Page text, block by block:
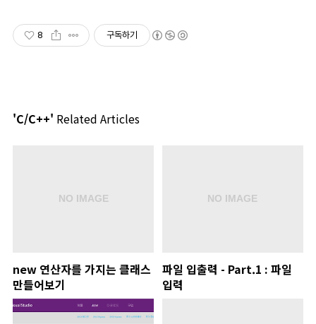
8 구독하기
'C/C++' Related Articles
new 연산자를 가지는 클래스
만들어보기
파일 입출력 - Part.1 : 파일
입력